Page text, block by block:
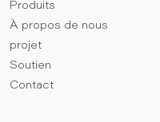
Produits
À propos de nous
projet
Soutien
Contact